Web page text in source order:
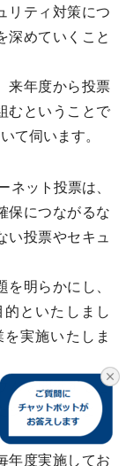
リティ対策につ
深めていくこと
来年度から投票
むということで
て伺います。
ット投票は、
保につながるな
い投票やセキュ
明らかにし、
といたしまし
実施いたしま
ムを開催すると
ステムにより
年度実施してお